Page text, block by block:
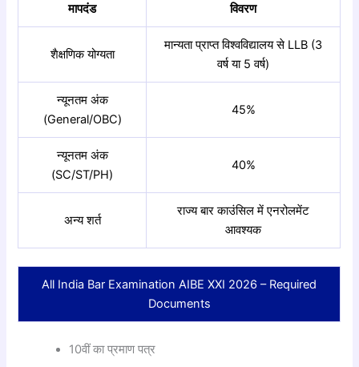
मापदंड विवरण
शैक्षणिक योग्यता
मान्यता प्राप्त विश्वविद्यालय से LLB (3
वर्ष या 5 वर्ष)
न्यूनतम अंक
(General/OBC)
45%
न्यूनतम अंक
(SC/ST/PH)
40%
अन्य शर्त
राज्य बार काउंसिल में एनरोलमेंट
आवश्यक
All India Bar Examination AIBE XXI 2026– Required
Documents
10वीं का प्रमाण पत्र